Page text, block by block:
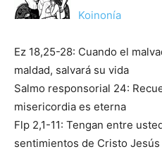
Koinonía
Ez 18,25-28: Cuando el
maldad, salvará su vida
Salmo responsorial 24:
misericordia es eterna
Flp 2,1-11: Tengan entre
sentimientos de Cristo Jesús